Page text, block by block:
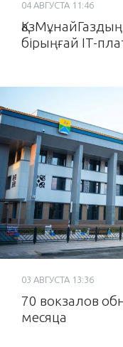
04 АВГУСТА 11:46
бірыңғай IT-
03 АВГУСТА 13:36
70 вокзалов
месяца